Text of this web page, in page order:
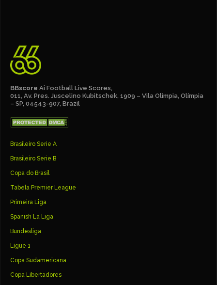
BBscore Ai Football Live Scores,
011, Av. Pres. Juscelino Kubitschek, 1909 – Vila Olímpia, Olímpia
– SP, 04543-907, Brazil
Brasileiro Serie A
Brasileiro Serie B
Copa do Brasil
Tabela Premier League
Primeira Liga
Spanish La Liga
Bundesliga
Ligue 1
Copa Sudamericana
Copa Libertadores